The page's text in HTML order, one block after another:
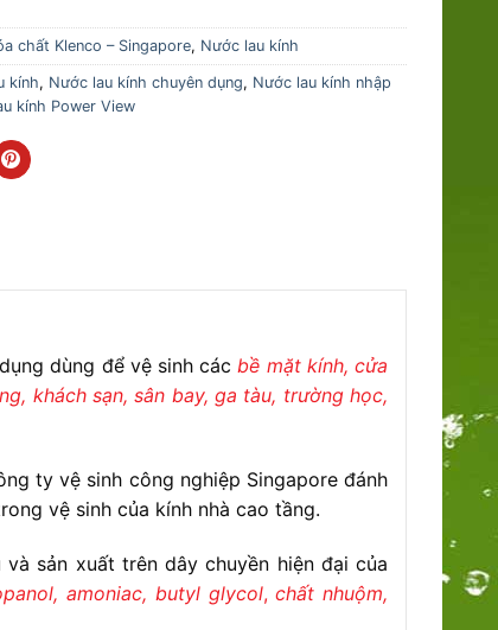
chất Klenco – Singapore, Nước lau kính
kính, Nước lau kính chuyên dụng, Nước lau kính nhập
kính Power View
dùng để vệ sinh cácbề mặt kính, cửa
khách sạn, sân bay, ga tàu, trường học,
ty vệ sinh công nghiệp Singapore đánh
vệ sinh của kính nhà cao tầng.
sản xuất trên dây chuyền hiện đại của
amoniac, butyl glycol,chất nhuộm,